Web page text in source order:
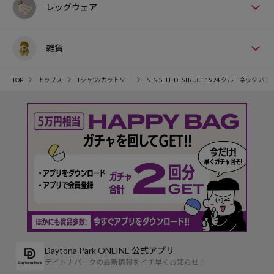
レッグウェア
雑貨
TOP トップス Tシャツ/カットソー NIN SELF DESTRUCT 1994 クルーネック バン
Daytona Park ONLINE 公式アプリ
デイトナパークの最新情報をイチ早くお知らせ！